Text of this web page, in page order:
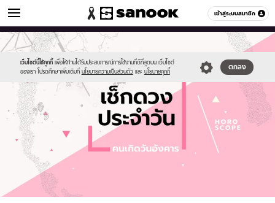
เข้าสู่ระบบสมาชิก
ดูดวง หมวดอื่นๆ
เว็บไซต์นี้ใช้คุกกี้ เพื่อให้ท่านได้รับประสบการณ์การใช้งานที่ดีที่สุดบน เว็บไซต์
ของเรา โปรดศึกษาเพิ่มเติมที่ นโยบายความเป็นส่วนตัว และ นโยบายคุกกี้
ตกลง
Sanook
//s.isanook.com/sr/0/images/logo-
new-
sanook.png
600
60
//s.isanook.com/ho/0/ud/fxd/day/daily-
horoscope-
tuesday.jpg